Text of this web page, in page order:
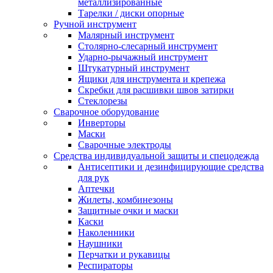
металлизированные
Тарелки / диски опорные
Ручной инструмент
Малярный инструмент
Столярно-слесарный инструмент
Ударно-рычажный инструмент
Штукатурный инструмент
Ящики для инструмента и крепежа
Скребки для расшивки швов затирки
Стеклорезы
Сварочное оборудование
Инверторы
Маски
Сварочные электроды
Средства индивидуальной защиты и спецодежда
Антисептики и дезинфицирующие средства
для рук
Аптечки
Жилеты, комбинезоны
Защитные очки и маски
Каски
Наколенники
Наушники
Перчатки и рукавицы
Респираторы